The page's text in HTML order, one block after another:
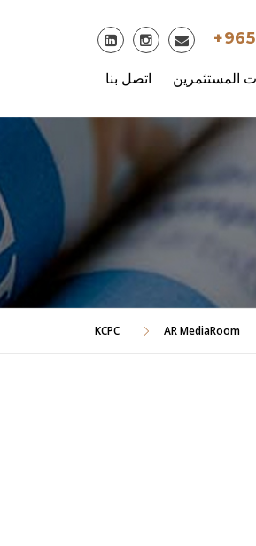
اتصل بنا المستثمرين
KCPC AR MediaRoom